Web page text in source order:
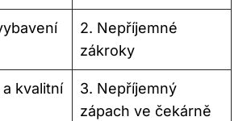
2. Nepříjemné
zákroky
kvalitní
3. Nepříjemný
zápach ve čekárně